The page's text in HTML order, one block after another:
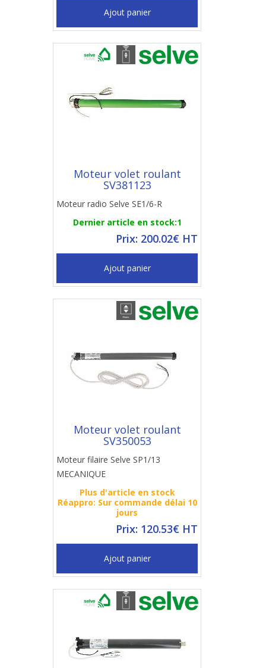
Ajout panier
Moteur volet roulant
SV381123
Moteur radio Selve SE1/6-R
Dernier article en stock:1
Prix: 200.02€ HT
Ajout panier
Moteur volet roulant
SV350053
Moteur filaire Selve SP1/13
MECANIQUE
Plus d'article en stock
Réappro: Sur commande délai 10
jours
Prix: 120.53€ HT
Ajout panier